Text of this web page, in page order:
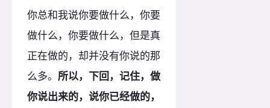
你总和我说你要做什么，你要
做什么，你要做什么，但是真
正在做的，却并没有你说的那
么多。 所以，下回，记住，做
你说出来的，说你已经做的，